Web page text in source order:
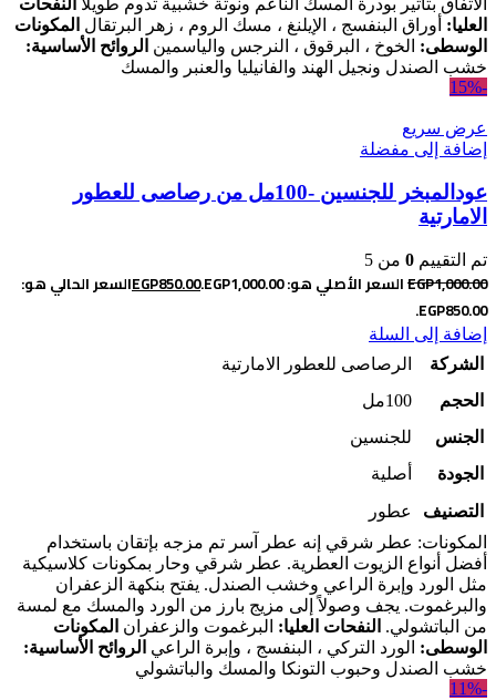
الاتفاق بتأثير بودرة المسك الناعم ونوتة خشبية تدوم طويلاً النفحات
العليا: أوراق البنفسج ، الإيلنغ ، مسك الروم ، زهر البرتقال المكونات
الوسطى: الخوخ ، البرقوق ، النرجس والياسمين الروائح الأساسية:
خشب الصندل ونجيل الهند والفانيليا والعنبر والمسك
-15%
عرض سريع
إضافة إلى مفضلة
عودالمبخر للجنسين -100مل من رصاصى للعطور
الامارتية
تم التقييم 0 من 5
EGP1,000.00 السعر الأصلي هو: EGP1,000.00. EGP850.00
السعر الحالي هو:
EGP850.00.
إضافة إلى السلة
الشركة
الرصاصى للعطور الامارتية
الحجم
100مل
الجنس
للجنسين
الجودة
أصلية
التصنيف
عطور
المكونات: عطر شرقي إنه عطر آسر تم مزجه بإتقان باستخدام
أفضل أنواع الزيوت العطرية. عطر شرقي وحار بمكونات كلاسيكية
مثل الورد وإبرة الراعي وخشب الصندل. يفتح بنكهة الزعفران
والبرغموت. يجف وصولاً إلى مزيج بارز من الورد والمسك مع لمسة
من الباتشولي. النفحات العليا: البرغموت والزعفران المكونات
الوسطى: الورد التركي ، البنفسج ، وإبرة الراعي الروائح الأساسية:
خشب الصندل وحبوب التونكا والمسك والباتشولي
-11%